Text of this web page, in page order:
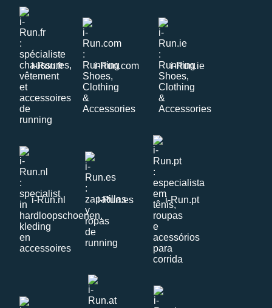
i-Run.fr i-Run.com i-Run.ie
i-Run.nl i-Run.es i-Run.pt